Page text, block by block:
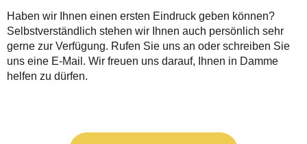
Haben wir Ihnen einen ersten Eindruck geben können?
Selbstverständlich stehen wir Ihnen auch persönlich sehr
gerne zur Verfügung. Rufen Sie uns an oder schreiben Sie
uns eine E-Mail. Wir freuen uns darauf, Ihnen in Damme
helfen zu dürfen.